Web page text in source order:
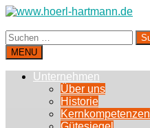
Suchen
nach:
MENU
Unternehmen
Über uns
Historie
Kernkompetenzen